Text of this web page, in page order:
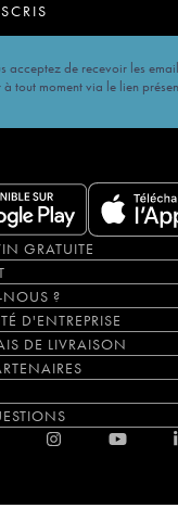
acceptez de recevoir les
tout moment via le lien
GRATUITE
?
D'ENTREPRISE
DE LIVRAISON